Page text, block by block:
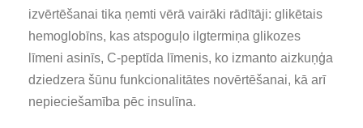
izvērtēšanai tika ņemti vērā vairāki rādītāji: glikētais
hemoglobīns, kas atspoguļo ilgtermiņa glikozes
līmeni asinīs, C-peptīda līmenis, ko izmanto aizkuņģa
dziedzera šūnu funkcionalitātes novērtēšanai, kā arī
nepieciešamība pēc insulīna.